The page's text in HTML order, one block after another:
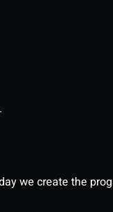
we create the